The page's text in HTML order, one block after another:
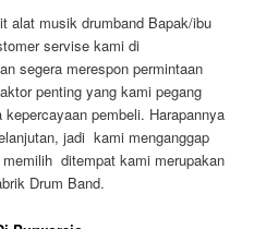
alat musik drumband Bapak/ibu
servise kami di
segera merespon permintaan
penting yang kami pegang
pembeli. Harapannya
jadi kami menganggap
ditempat kami merupakan
Drum Band.